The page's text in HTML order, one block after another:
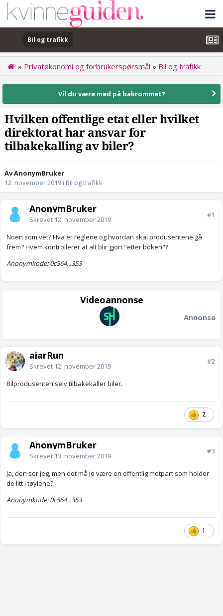
Bil og trafikk
» Privatøkonomi og forbrukerspørsmål » Bil og trafikk
Vil du være med på bakrommet?
Hvilken offentlige etat eller hvilket
direktorat har ansvar for
tilbakekalling av biler?
Av AnonymBruker
12. november 2019 i Bil og trafikk
AnonymBruker
Skrevet 12. november 2019
#1
Noen som vet? Hva er reglene og hvordan skal produsentene gå
frem? Hvem kontrollerer at alt blir gjort "etter boken"?
Anonymkode: 0c564...353
Videoannonse
Annonse
ajarRun
Skrevet 12. november 2019
#2
Bilprodusenten selv tilbakekaller biler.
2
AnonymBruker
Skrevet 13. november 2019
#3
Ja, den ser jeg, men det må jo være en offentlig motpart som holder
de litt i tøylene?
Anonymkode: 0c564...353
1